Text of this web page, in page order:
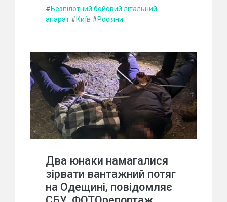
#Безпілотний бойовий літальний
апарат #Київ #Росіяни
Два юнаки намагалися
зірвати вантажний потяг
на Одещині, повідомляє